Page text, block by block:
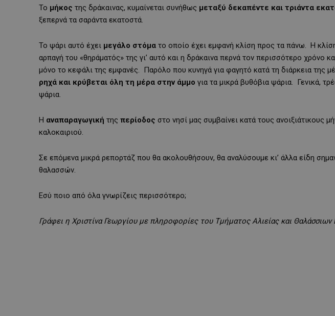
Το μήκος της δράκαινας, κυμαίνεται συνήθως μεταξύ δεκαπέντε και τριάντα
ξεπερνά τα σαράντα εκατοστά.
Το ψάρι αυτό έχει μεγάλο στόμα το οποίο έχει εμφανή κλίση προς τα πάνω. Η
αρπαγή του «θηράματός» της γι’ αυτό και η δράκαινα περνά τον περισσότερο χρόνο
μόνο το κεφάλι της εμφανές. Παρόλο που κυνηγά για φαγητό κατά τη διάρκεια της
ρηχά και κρύβεται όλη τη μέρα στην άμμο για τα μικρά βυθόβια ψάρια. Γενικά,
ψάρια.
Η αναπαραγωγική της περίοδος στο νησί μας συμβαίνει κατά τους ανοιξιάτικους
καλοκαιριού.
Σε επόμενα μικρά ρεπορτάζ που θα ακολουθήσουν, θα αναλύσουμε κι’ άλλα είδη
θαλασσών.
Εσύ ποιο από όλα γνωρίζεις περισσότερο;
Γράφει η Χριστίνα Γεωργίου με πληροφορίες του Τμήματος Αλιείας και